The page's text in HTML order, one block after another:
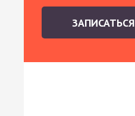
ЗАПИСАТЬСЯ